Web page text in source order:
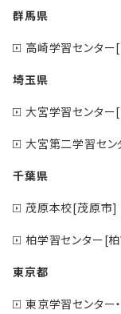
群馬県
高崎学習センタ
埼玉県
大宮学習センター
大宮第二学習セン
千葉県
茂原本校[茂原市]
柏学習センター[
東京都
東京学習センター